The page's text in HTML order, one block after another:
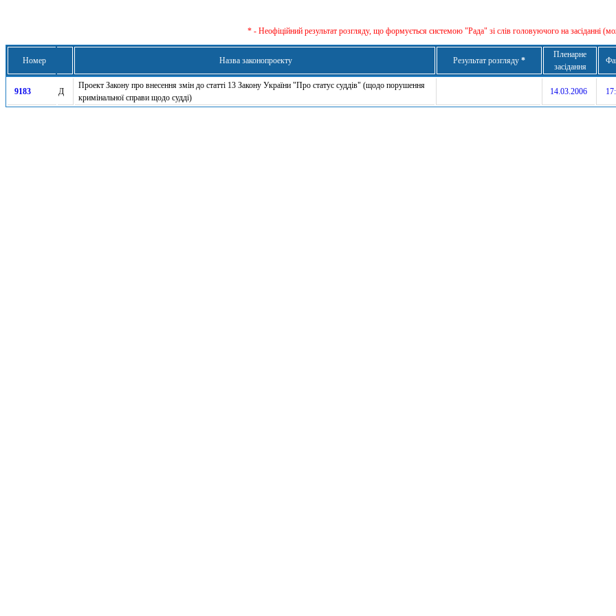
* - Неофіційний результат розгляду, що формується сиcтемою "Рада" зі слів головуючого на засіданні
Номер Назва законопроекту Результат розгляду *
Пленарне
засідання
9183 Д
Проект Закону про внесення змін до статті 13 Закону України "Про статус суддів" (щодо порушення
кримінальної справи щодо судді)
14.03.2006